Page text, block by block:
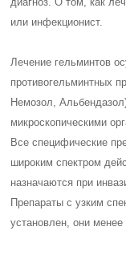
или инфекционист.
Лечение гельминтов
противогельминтных
Немозол,
микроскопическими
Все специфические
широким спектром
назначаются при
Препараты с узким
установлен, они менее